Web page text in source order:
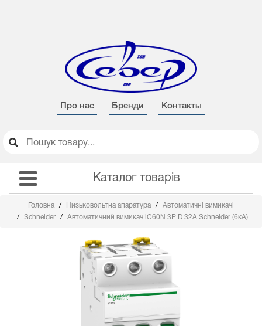
Про нас Бренди Контакты
Каталог товарів
Головна Низьковольтна апаратура
Автоматичні вимикачі
Schneider
Автоматичний вимикач iC60N 3Р D 32А Schneider (6кА)